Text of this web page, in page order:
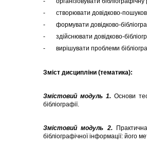
- створювати довідково-
- формувати довідково-
- здійснювати довідково-
- вирішувати проблеми
Зміст дисципліни (тематика):
Змістовий модуль 1. Основи
бібліографії.
Змістовий модуль 2.Практична
бібліографічної інформації: його